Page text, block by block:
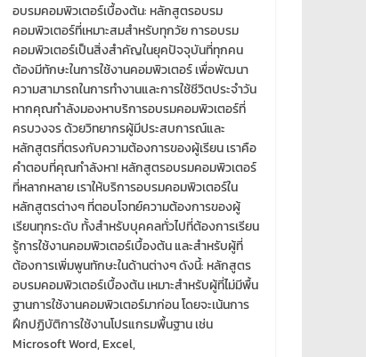
อบรมคอมพิวเตอร์เบื้องต้น: หลักสูตรอบรม
คอมพิวเตอร์ที่เหมาะสมสำหรับทุกวัย การอบรม
คอมพิวเตอร์เป็นสิ่งสำคัญในยุคปัจจุบันที่ทุกคน
ต้องมีทักษะในการใช้งานคอมพิวเตอร์ เพื่อพัฒนา
ความสามารถในการทำงานและการใช้ชีวิตประจำวัน
หากคุณกำลังมองหาบริการอบรมคอมพิวเตอร์ที่
ครบวงจร ด้วยวิทยากรผู้มีประสบการณ์และ
หลักสูตรที่ตรงกับความต้องการของผู้เรียน เราคือ
คำตอบที่คุณกำลังหา! หลักสูตรอบรมคอมพิวเตอร์
ที่หลากหลาย เราให้บริการอบรมคอมพิวเตอร์ใน
หลักสูตรต่างๆ ที่ตอบโจทย์ความต้องการของผู้
เรียนทุกระดับ ทั้งสำหรับบุคคลทั่วไปที่ต้องการเรียน
รู้การใช้งานคอมพิวเตอร์เบื้องต้น และสำหรับผู้ที่
ต้องการเพิ่มพูนทักษะในด้านต่างๆ ดังนี้: หลักสูตร
อบรมคอมพิวเตอร์เบื้องต้น เหมาะสำหรับผู้ที่ไม่มีพื้น
ฐานการใช้งานคอมพิวเตอร์มาก่อน โดยจะเน้นการ
ฝึกปฏิบัติการใช้งานโปรแกรมพื้นฐาน เช่น
Microsoft Word, Excel,